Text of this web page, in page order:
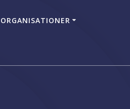
ORGANISATIONER